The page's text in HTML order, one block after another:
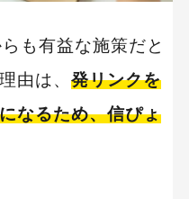
も有益な施策だと
由は、発リンクを
なるため、信ぴょ